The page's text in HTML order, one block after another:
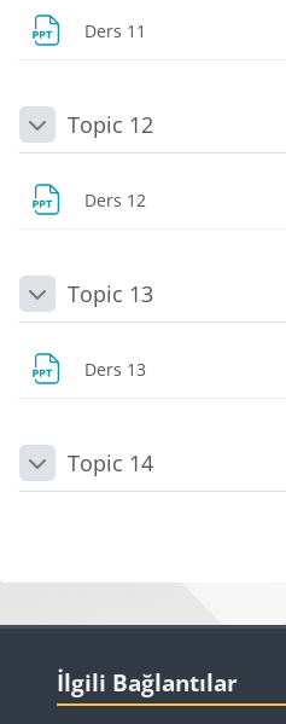
Ders 11
DaraltTopic 12
Ders 12
DaraltTopic 13
Ders 13
DaraltTopic 14
Bloklar
İlgili Bağlantılar